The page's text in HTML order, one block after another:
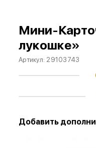
Мини-
лукошке»
Артикул: 29103743
Добавить